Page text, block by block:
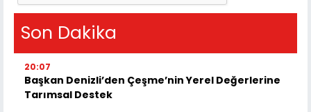
Son Dakika
20:07
Başkan Denizli’den Çeşme’nin Yerel Değerlerine
Tarımsal Destek